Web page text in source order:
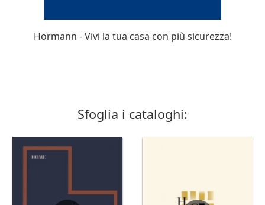
Hörmann - Vivi la tua casa con più sicurezza!
Sfoglia i cataloghi: